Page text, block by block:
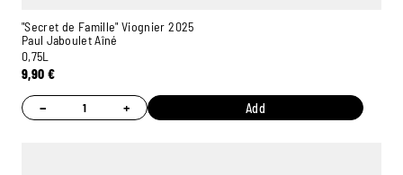
"Secret de Famille" Viognier 2025
Paul Jaboulet Aîné
0,75L
9,90 €
− + Add